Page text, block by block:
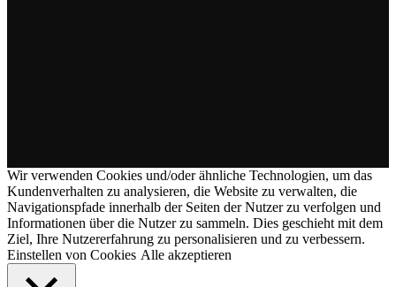
Wir verwenden Cookies und/oder ähnliche Technologien, um das
Kundenverhalten zu analysieren, die Website zu verwalten, die
Navigationspfade innerhalb der Seiten der Nutzer zu verfolgen und
Informationen über die Nutzer zu sammeln. Dies geschieht mit dem
Ziel, Ihre Nutzererfahrung zu personalisieren und zu verbessern.
Einstellen von Cookies Alle akzeptieren